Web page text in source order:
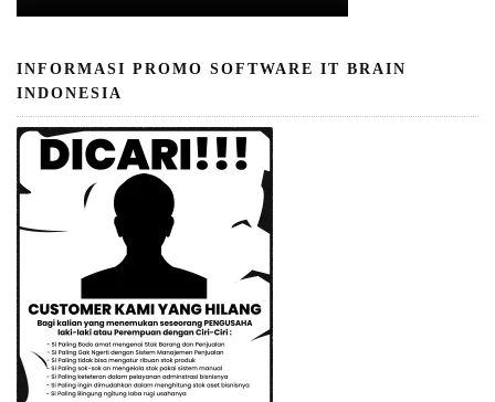
INFORMASI PROMO SOFTWARE IT BRAIN
INDONESIA